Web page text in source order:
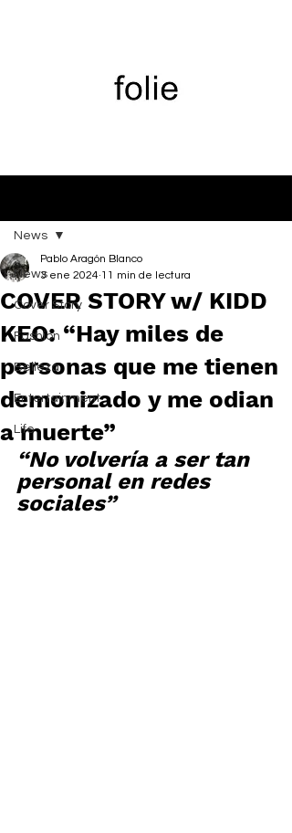
News
Cover Story
Fashion
Belleza
Entertainment
Life
News
COVER STORY w/ KIDD
KEO: “Hay miles de
personas que me tienen
demonizado y me odian
a muerte”
Pablo Aragón Blanco
3 ene 2024 11 min de lectura
“No volvería a ser tan
personal en redes
sociales”